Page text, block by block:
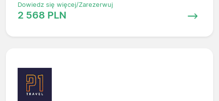
Dowiedz się więcej/Zarezerwuj
2 568 PLN